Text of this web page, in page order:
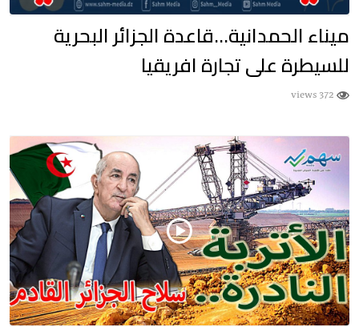
ميناء الحمدانية…قاعدة الجزائر البحرية
للسيطرة على تجارة افريقيا
372 views